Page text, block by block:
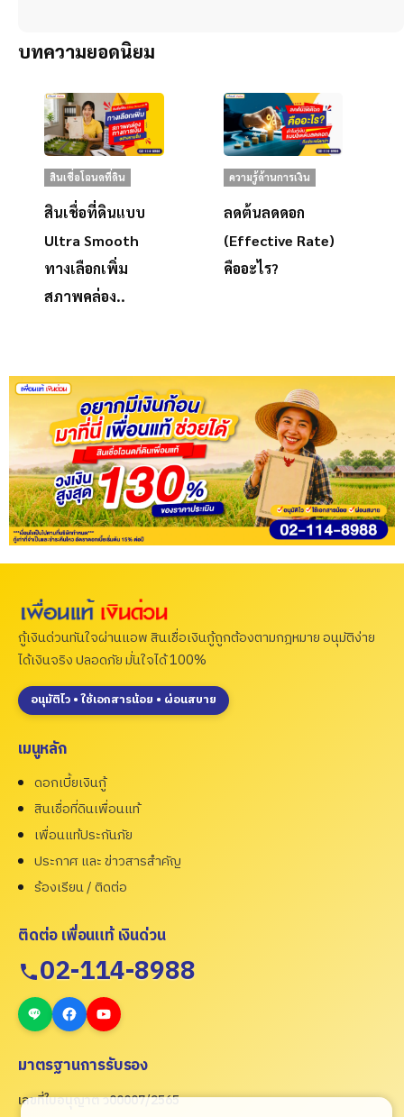
บทความยอดนิยม
สินเชื่อโฉนดที่ดิน
สินเชื่อที่ดินแบบ
Ultra Smooth
ทางเลือกเพิ่ม
สภาพคล่อง..
ความรู้ด้านการเงิน
ลดต้นลดดอก
(Effective Rate)
คืออะไร?
กู้เงินด่วนทันใจผ่านแอพ สินเชื่อเงินกู้ถูกต้องตามกฎหมาย อนุมัติง่าย
ได้เงินจริง ปลอดภัย มั่นใจได้ 100%
อนุมัติไว • ใช้เอกสารน้อย • ผ่อนสบาย
เมนูหลัก
ดอกเบี้ยเงินกู้
สินเชื่อที่ดินเพื่อนแท้
เพื่อนแท้ประกันภัย
ประกาศ และ ข่าวสารสำคัญ
ร้องเรียน / ติดต่อ
ติดต่อ เพื่อนแท้ เงินด่วน
02-114-8988
มาตรฐานการรับรอง
เลขที่ใบอนุญาต ว00007/2565